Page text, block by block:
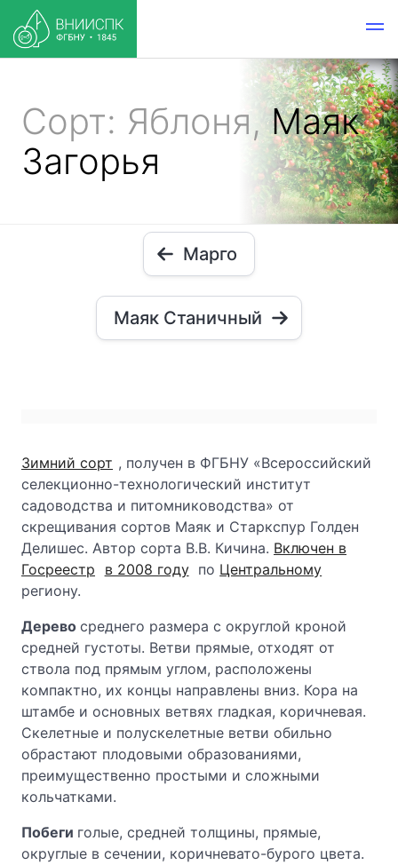
Сорт: Яблоня,Маяк
Загорья
Марго
Маяк Станичный
Зимний сорт , получен в ФГБНУ «Всероссийский
селекционно-технологический институт
садоводства и питомниководства» от
скрещивания сортов Маяк и Старкспур Голден
Делишес. Автор сорта В.В. Кичина. Включен в
Госреестр
в 2008 году по Центральному
региону.
Дерево среднего размера с округлой кроной
средней густоты. Ветви прямые, отходят от
ствола под прямым углом, расположены
компактно, их концы направлены вниз. Кора на
штамбе и основных ветвях гладкая, коричневая.
Скелетные и полускелетные ветви обильно
обрастают плодовыми образованиями,
преимущественно простыми и сложными
кольчатками.
Побеги голые, средней толщины, прямые,
округлые в сечении, коричневато-бурого цвета.